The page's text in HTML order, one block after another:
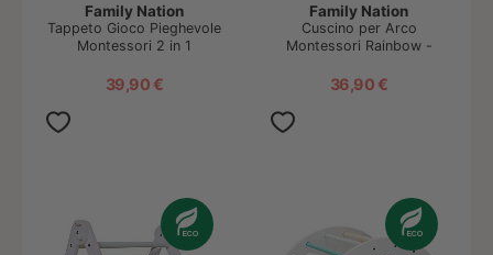
Family Nation
Tappeto Gioco Pieghevole
Montessori 2 in 1
Dino Friends - 180x150cm
- dalla Nascita
39,90 €
Family Nation
Cuscino per Arco
Montessori Rainbow -
36,90 €